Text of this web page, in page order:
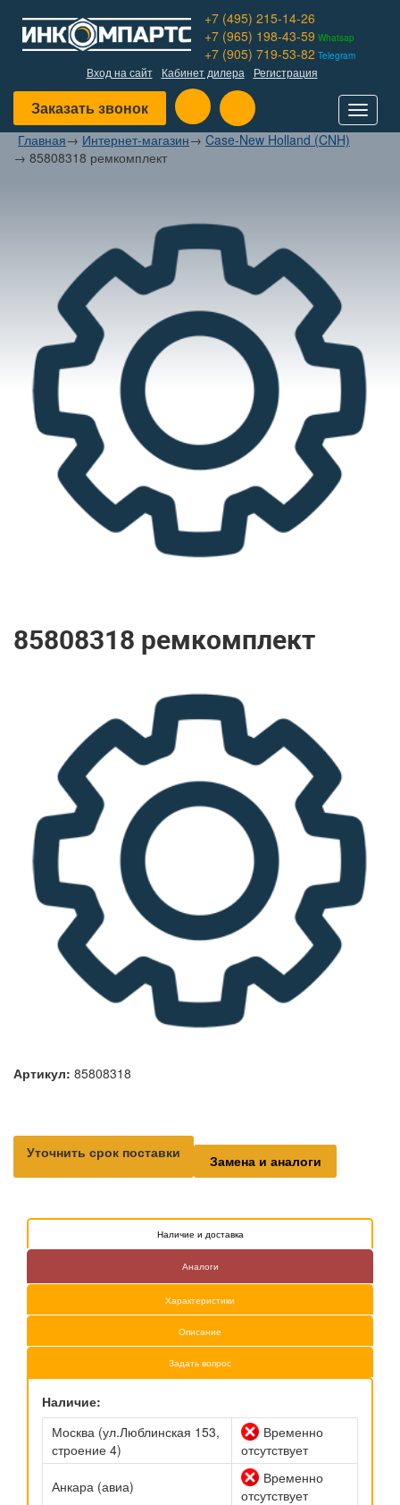
+7 (495) 215-14-26
+7 (965) 198-43-59 Whatsap
+7 (905) 719-53-82 Telegram
Вход на сайт Кабинет дилера Регистрация
Заказать звонок
Toggle
Главная→ Интернет-магазин→ Case-New Holland (CNH)
→ 85808318 ремкомплект
85808318 ремкомплект
Артикул: 85808318
Уточнить срок поставки Замена и аналоги
Наличие и доставка
Аналоги
Характеристики
Описание
Задать вопрос
Наличие:
Москва (ул.Люблинская 153,
строение 4)
Временно
отсутствует
Анкара (авиа)
Временно
отсутствует